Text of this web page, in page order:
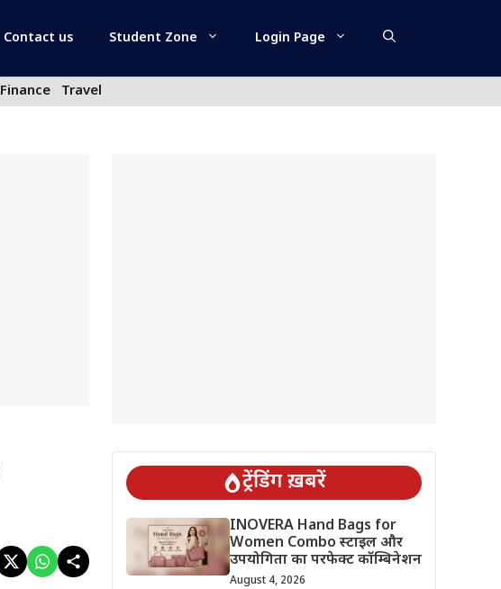
Contact us Student Zone Login Page
Finance Travel
ट्रेंडिंग ख़बरें
INOVERA Hand Bags for
Women Combo स्टाइल और
उपयोगिता का परफेक्ट कॉम्बिनेशन
August 4, 2026